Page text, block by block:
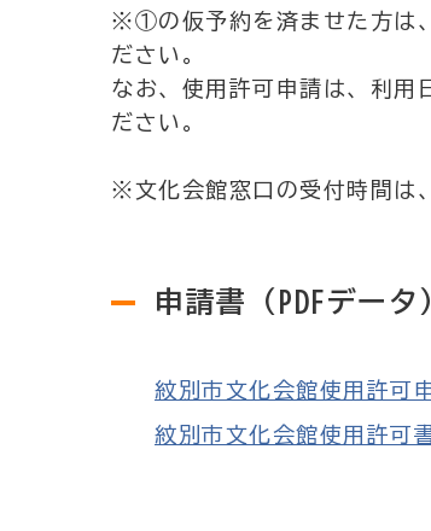
※①の仮予約を済ませた方は
ださい。
なお、使用許可申請は、利用
ださい。
※文化会館窓口の受付時間は
申請書（PDFデータ
紋別市文化会館使用許可
紋別市文化会館使用許可